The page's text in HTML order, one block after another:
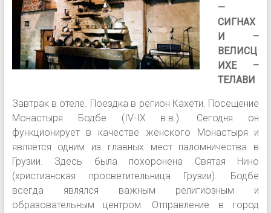
—
СИГНАХ
И –
ВЕЛИСЦ
ИХЕ –
ТЕЛАВИ
Завтрак в отеле. Поездка в регион Кахети. Посещение
Монастыря Бодбе (IV-IX в.в.). Сегодня он
функционирует в качестве женского Монастыря и
является одним из главных мест паломничества в
Грузии. Здесь была похоронена Святая Нино
(христианская просветительница Грузии). Бодбе
всегда являлся важным религиозным и
образовательным центром. Отправление в город